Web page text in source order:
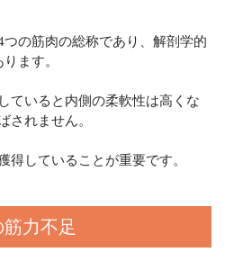
の筋肉の総称であり、解剖学的
ます。
ていると内側の柔軟性は高くな
されません。
得していることが重要です。
力不足